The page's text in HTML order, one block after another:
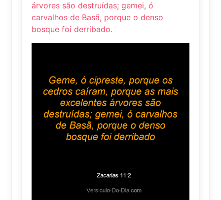
árvores são destruídas; gemei, ó
carvalhos de Basã, porque o denso
bosque foi derribado.